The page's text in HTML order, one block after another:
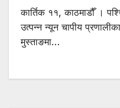
कार्तिक ११, काठमाडौँ ।
उत्पन्न न्यून चापीय
मुस्ताङमा…